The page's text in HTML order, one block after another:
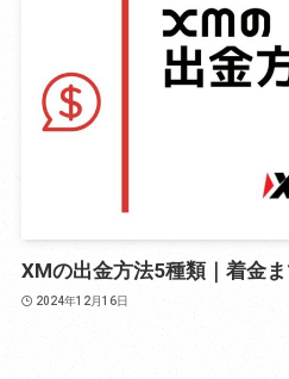
XMの出金方法5種類｜着金
2024年12月16日